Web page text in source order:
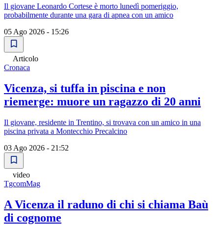
Il giovane Leonardo Cortese è morto lunedì pomeriggio,
probabilmente durante una gara di apnea con un amico
05 Ago 2026 - 15:26
Articolo
Cronaca
Vicenza, si tuffa in piscina e non
riemerge: muore un ragazzo di 20 anni
Il giovane, residente in Trentino, si trovava con un amico in una
piscina privata a Montecchio Precalcino
03 Ago 2026 - 21:52
video
TgcomMag
A Vicenza il raduno di chi si chiama Baù
di cognome